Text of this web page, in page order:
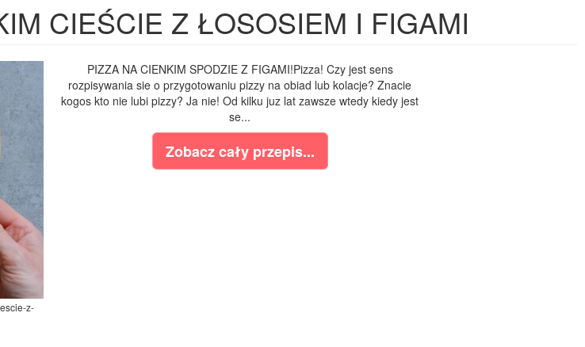
CIEŚCIE Z ŁOSOSIEM I FIGAMI
z-
PIZZA NA CIENKIM SPODZIE Z FIGAMI!Pizza! Czy jest sens
rozpisywania sie o przygotowaniu pizzy na obiad lub kolacje? Znacie
kogos kto nie lubi pizzy? Ja nie! Od kilku juz lat zawsze wtedy kiedy jest
se...
Zobacz cały przepis...